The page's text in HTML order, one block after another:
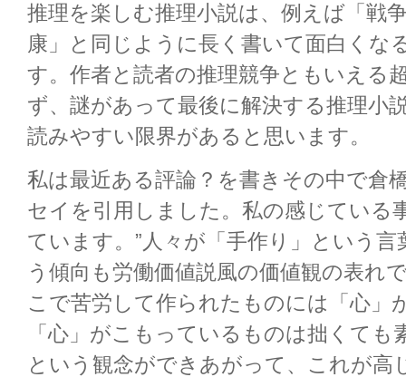
推理を楽しむ推理小説は、例えば「戦
康」と同じように長く書いて面白くな
す。作者と読者の推理競争ともいえる
ず、謎があって最後に解決する推理小
読みやすい限界があると思います。
私は最近ある評論？を書きその中で倉
セイを引用しました。私の感じている
ています。”人々が「手作り」という
う傾向も労働価値説風の価値観の表れ
こで苦労して作られたものには「心」
「心」がこもっているものは拙くて
という観念ができあがって、これが高